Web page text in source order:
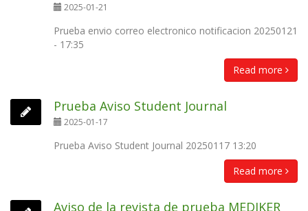
2025-01-21
Prueba envio correo electronico notificacion 20250121
- 17:35
Read more
Prueba Aviso Student Journal
2025-01-17
Prueba Aviso Student Journal 20250117 13:20
Read more
Aviso de la revista de prueba MEDIKER